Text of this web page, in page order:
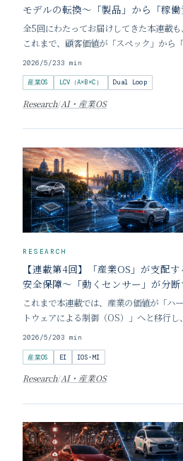
モデルの転換〜「製品」から「稼
生む価値構造の再設計〜
全5回にわたってお届けしてきた本連載も
これまで、顧客価値が「スペック」から
心が「ハードウェア製造」から「ソフト
し、さらには「地政学リスク」までもが
論じてきました。 最終回となる今回は、こ
2026/5/233 min
産業OS LCV（A×B×C） Dual Loop
Research/AI・産業OS
RESEARCH
【連載第4回】「産業OS」が支配
安全保障〜「動くセンサー」が分
ータ主権〜
これまで本連載では、産業の価値が「ハ
トウェアによる制御（OS）」へと移行
業の命運を分ける構造変化について論じ
に一段引き上げ、テクノロジー競争が「
うになった現代特有の地政学リスクについ
2026/5/203 min
産業OS EI IOS-MI
Research/AI・産業OS